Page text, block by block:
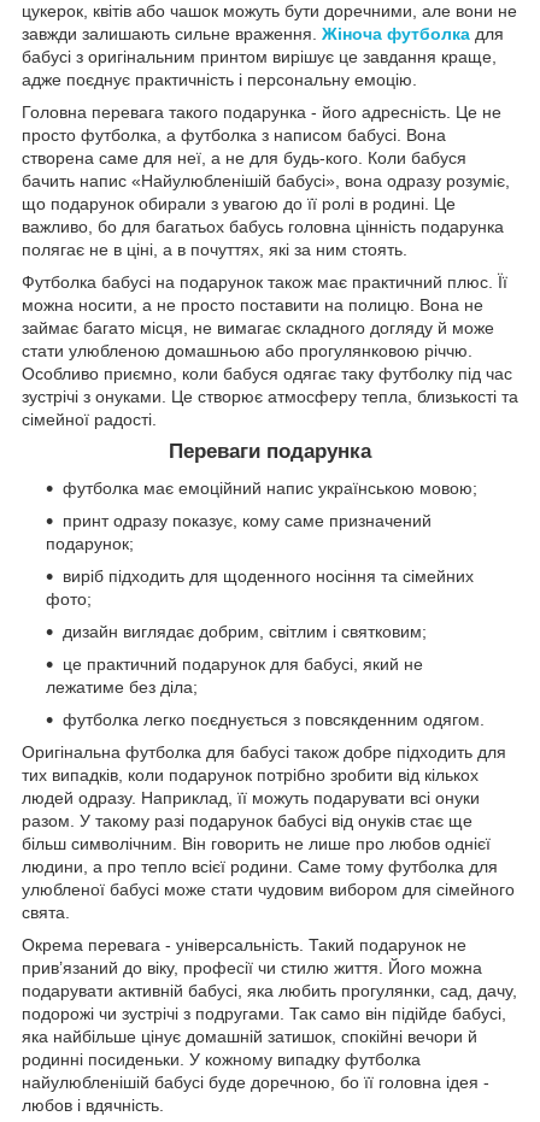
цукерок, квітів або чашок можуть бути доречними, але вони не
завжди залишають сильне враження. Жіноча футболка для
бабусі з оригінальним принтом вирішує це завдання краще,
адже поєднує практичність і персональну емоцію.
Головна перевага такого подарунка - його адресність. Це не
просто футболка, а футболка з написом бабусі. Вона
створена саме для неї, а не для будь-кого. Коли бабуся
бачить напис «Найулюбленішій бабусі», вона одразу розуміє,
що подарунок обирали з увагою до її ролі в родині. Це
важливо, бо для багатьох бабусь головна цінність подарунка
полягає не в ціні, а в почуттях, які за ним стоять.
Футболка бабусі на подарунок також має практичний плюс. Її
можна носити, а не просто поставити на полицю. Вона не
займає багато місця, не вимагає складного догляду й може
стати улюбленою домашньою або прогулянковою річчю.
Особливо приємно, коли бабуся одягає таку футболку під час
зустрічі з онуками. Це створює атмосферу тепла, близькості та
сімейної радості.
Переваги подарунка
футболка має емоційний напис українською мовою;
принт одразу показує, кому саме призначений
подарунок;
виріб підходить для щоденного носіння та сімейних
фото;
дизайн виглядає добрим, світлим і святковим;
це практичний подарунок для бабусі, який не
лежатиме без діла;
футболка легко поєднується з повсякденним одягом.
Оригінальна футболка для бабусі також добре підходить для
тих випадків, коли подарунок потрібно зробити від кількох
людей одразу. Наприклад, її можуть подарувати всі онуки
разом. У такому разі подарунок бабусі від онуків стає ще
більш символічним. Він говорить не лише про любов однієї
людини, а про тепло всієї родини. Саме тому футболка для
улюбленої бабусі може стати чудовим вибором для сімейного
свята.
Окрема перевага - універсальність. Такий подарунок не
прив’язаний до віку, професії чи стилю життя. Його можна
подарувати активній бабусі, яка любить прогулянки, сад, дачу,
подорожі чи зустрічі з подругами. Так само він підійде бабусі,
яка найбільше цінує домашній затишок, спокійні вечори й
родинні посиденьки. У кожному випадку футболка
найулюбленішій бабусі буде доречною, бо її головна ідея -
любов і вдячність.